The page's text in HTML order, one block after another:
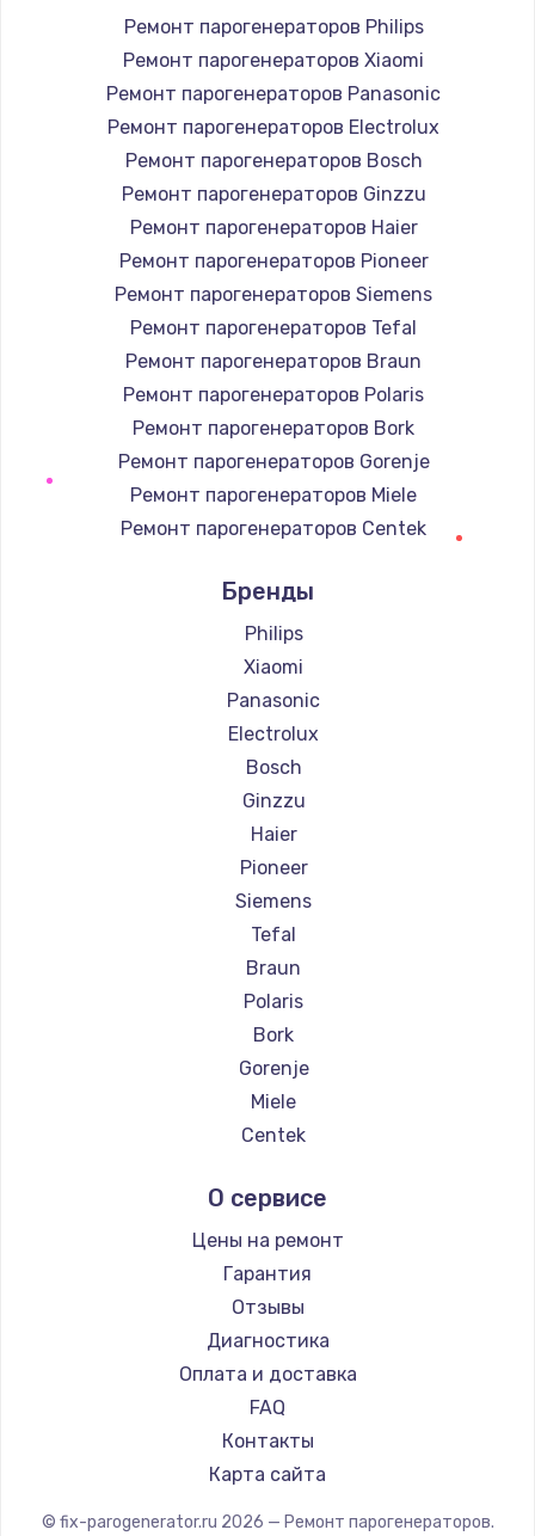
Ремонт парогенераторов Philips
Ремонт парогенераторов Xiaomi
Ремонт парогенераторов Panasonic
Ремонт парогенераторов Electrolux
Ремонт парогенераторов Bosch
Ремонт парогенераторов Ginzzu
Ремонт парогенераторов Haier
Ремонт парогенераторов Pioneer
Ремонт парогенераторов Siemens
Ремонт парогенераторов Tefal
Ремонт парогенераторов Braun
Ремонт парогенераторов Polaris
Ремонт парогенераторов Bork
Ремонт парогенераторов Gorenje
Ремонт парогенераторов Miele
Ремонт парогенераторов Centek
Ремонт парогенераторов Hotpoint Ariston
Ремонт парогенераторов DELTA
Ремонт парогенераторов Silter
Ремонт парогенераторов Chayka
Ремонт парогенераторов Vivitek
Ремонт парогенераторов RED solution
Бренды
Philips
Xiaomi
Panasonic
Electrolux
Bosch
Ginzzu
Haier
Pioneer
Siemens
Tefal
Braun
Polaris
Bork
Gorenje
Miele
Centek
Hotpoint Ariston
DELTA
Silter
Chayka
Vivitek
RED solution
О сервисе
Цены на ремонт
Гарантия
Отзывы
Диагностика
Оплата и доставка
FAQ
Контакты
Карта сайта
© fix-parogenerator.ru 2026 — Ремонт парогенераторов.